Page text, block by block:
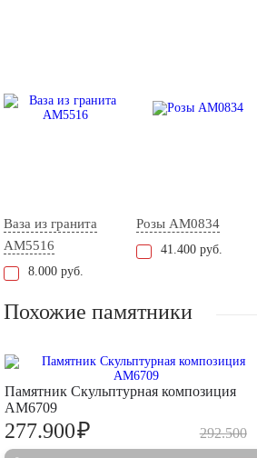
Ваза из гранита
AM5516
8.000 руб.
Розы AM0834
41.400 руб.
Похожие памятники
Памятник Скульптурная композиция
AM6709
292.500
277.900₽